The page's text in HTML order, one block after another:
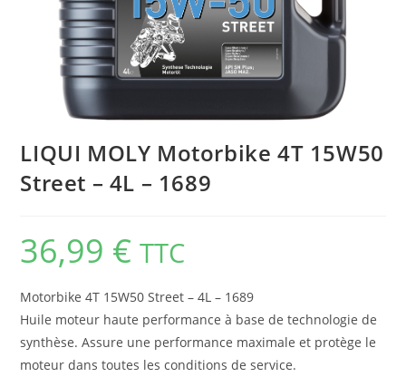
LIQUI MOLY Motorbike 4T 15W50
Street – 4L – 1689
36,99 € TTC
Motorbike 4T 15W50 Street – 4L – 1689
Huile moteur haute performance à base de technologie de
synthèse. Assure une performance maximale et protège le
moteur dans toutes les conditions de service.